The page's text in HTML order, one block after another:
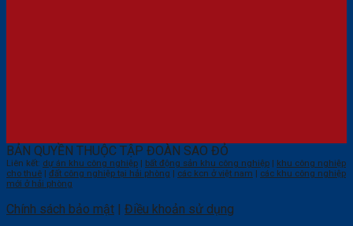
BẢN QUYỀN THUỘC TẬP ĐOÀN SAO ĐỎ
Liên kết: dự án khu công nghiệp bất động sản khu công nghiệp
khu công nghiệp
cho thuê
đất công nghiệp tại hải phòng các kcn ở việt nam
các khu công nghiệp
mới ở hải phòng
Chính sách bảo mật
Điều khoản sử dụng